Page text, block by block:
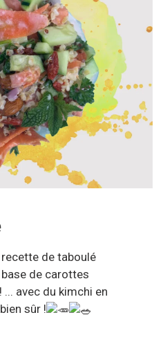
de taboulé
de carottes
avec du kimchi en
sûr !